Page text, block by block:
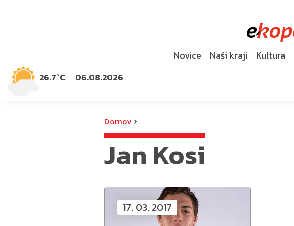
26.7°C 06.08.2026
Novice Naši kraji Kultura
Domov ›
Jan Kosi
17. 03. 2017